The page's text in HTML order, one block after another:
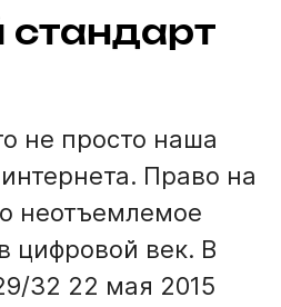
стандарт
не просто наша
Право на
неотъемлемое
цифровой век. В
32 22 мая 2015